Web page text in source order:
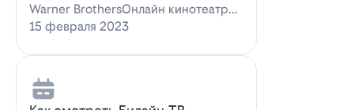
Warner BrothersОнлайн кинотеатр
Okko пополнил коллекцию лучшими
15 февраля 2023